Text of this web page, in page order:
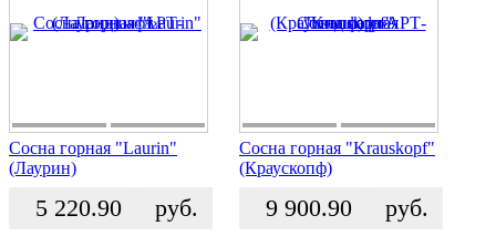
Сосна горная "Laurin"
(Лаурин)
5 220.90 руб.
Сосна горная "Krauskopf"
(Краускопф)
9 900.90 руб.